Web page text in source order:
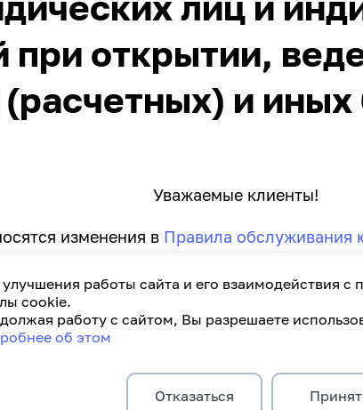
при открытии,
и иных
Уважаемые клиенты!
изменения в Правила обслуживания
текущих (расчетных) и иных
работы сайта и его взаимодействия с
cookie.
работу с сайтом, Вы разрешаете
об этом
Отказаться